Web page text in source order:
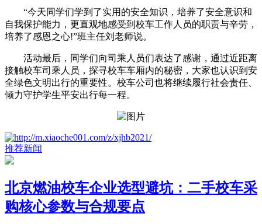
“今天同学们学到了实用的安全知识，培养了安全意识和
自我保护能力，更直观地感受到校车工作人员的职责与辛劳，
培养了感恩之心!”班主任刘老师说。
活动最后，同学们向司乘人员们表达了感谢，通过近距离
接触校车司乘人员，探寻校车车厢内的秘密，大家也认识到安
全绿色文明出行的重要性。校车公司也将继续履行社会责任、
倾力守护学生平安出行每一程。
推荐新闻
北京燃油校车企业选型避坑：二手校车采
购核心参数与合规要点